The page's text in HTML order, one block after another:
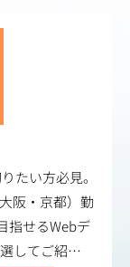
たい方必見。
阪・京都）勤
指せるWebデ
してご紹…